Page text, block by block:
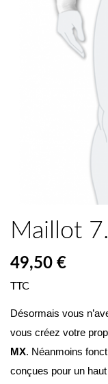
Maillot
49,50 €
TTC
Désormais vous
vous créez votre
MX. Néanmoins
conçues pour un